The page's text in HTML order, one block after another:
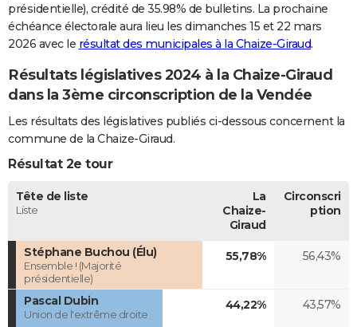
S'inscrire
Se connecter
Lycées
Collèges
Primaires
Universités
Entreprises
Service militaire
Avis de recherche
AVIS DE DÉCÈS
FORUM
Bricolage
Lifestyle
Culture
Sport
Auto
Television
Voyage
Cinema
présidentielle), crédité de 35.98% de bulletins. La prochaine
échéance électorale aura lieu les dimanches 15 et 22 mars
2026 avec le résultat des municipales à la Chaize-Giraud.
Résultats législatives 2024 à la Chaize-Giraud
dans la 3ème circonscription de la Vendée
Les résultats des législatives publiés ci-dessous concernent la
commune de la Chaize-Giraud.
Résultat 2e tour
Tête de liste
Liste
La
Chaize-
Giraud
Circonscri
ption
Stéphane Buchou (Élu)
Ensemble ! (Majorité
présidentielle)
55,78% 56,43%
Pascal Dubin
Union de l'extrême droite
44,22% 43,57%